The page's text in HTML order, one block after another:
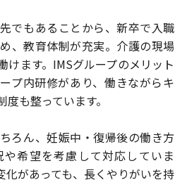
でもあることから、新卒で入職
、教育体制が充実。介護の現場
ます。 IMSグループのメリット
プ内研修があり、 働きながらキ
も整っています。
ろん、妊娠中・復帰後の働き方
希望を考慮して対応していま
化があっても、長くやりがいを持